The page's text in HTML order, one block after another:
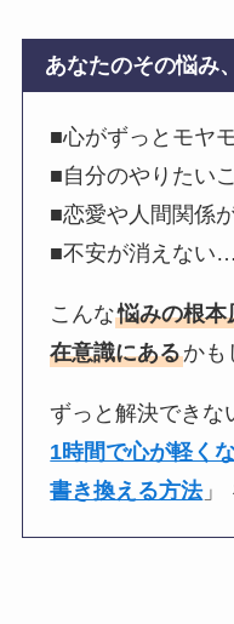
あなたのその悩み
■心がずっとモヤ
■自分のやりたい
■恋愛や人間関係
■不安が消えない…
こんな悩みの根本
在意識にあるかも
ずっと解決できな
1時間で心が軽く
書き換える方法」